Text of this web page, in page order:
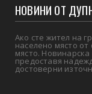
НОВИНИ ОТ
Ако сте жител на
населено място от
място.
предоставя
достоверни